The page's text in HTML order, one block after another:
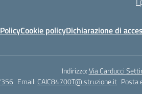
Cookie policyDichiarazione di
Indirizzo:Via Carducci
Email: CAIC84700T@istruzione.it Posta